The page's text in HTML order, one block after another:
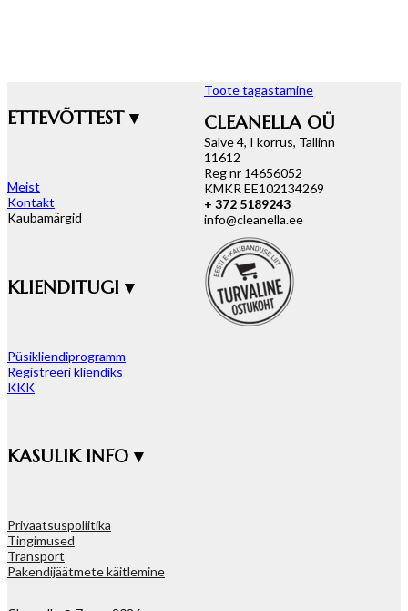
ETTEVÕTTEST ▾
Meist
Kontakt
Kaubamärgid
KLIENDITUGI ▾
Püsikliendiprogramm
Registreeri kliendiks
KKK
KASULIK INFO ▾
Privaatsuspoliitika
Tingimused
Transport
Pakendijäätmete käitlemine
Toote tagastamine
CLEANELLA OÜ
Salve 4, I korrus, Tallinn
11612
Reg nr 14656052
KMKR EE102134269
+ 372 5189243
info@cleanella.ee